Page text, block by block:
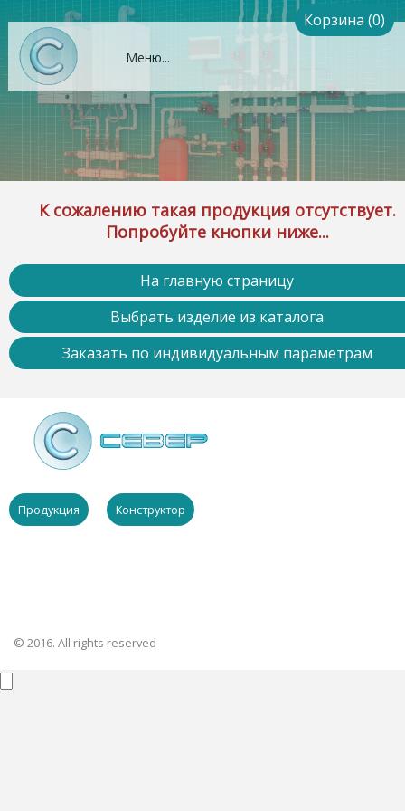
Меню...
Корзина (0)
К сожалению такая продукция отсутствует.
Попробуйте кнопки ниже...
На главную страницу
Выбрать изделие из каталога
Заказать по индивидуальным параметрам
Продукция Конструктор
© 2016. All rights reserved